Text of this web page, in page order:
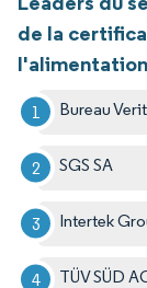
de la
Bureau
SGS SA
Intertek
TÜV SÜD